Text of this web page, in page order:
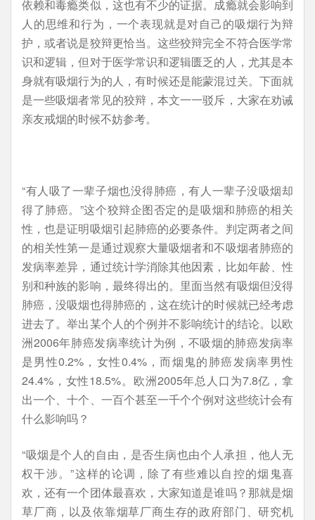
依赖和毒瘾类似，这也有不少的证据。成瘾就会影响到
人的思维和行为，一个表现就是对自己的吸烟行为辩
护，或者说是狡辩更恰当。这些狡辩完全不符合医学常
识和逻辑，但对于医学常识和逻辑匮乏的人，尤其是本
身就有吸烟行为的人，有时候还是能蒙混过关。下面就
是一些吸烟者常见的狡辩，本文一一驳斥，大家在劝诫
亲友戒烟的时候不妨参考。
“有人吸了一辈子烟也没得肺癌，有人一辈子没吸烟却
得了肺癌。”这个狡辩企图否定的是吸烟和肺癌的相关
性，也是证明吸烟引起肺癌的必要条件。判定两者之间
的相关性第一是通过观察大量吸烟者和不吸烟者肺癌的
发病率差异，通过统计学消除其他因素，比如年龄、性
别和种族的影响，最终得出的。里面当然有吸烟但没得
肺癌，没吸烟也得肺癌的，这在统计的时候就已经考虑
进去了。举出某个人的个例并不影响统计的结论。以欧
洲2006年肺癌发病率统计为例，不吸烟的肺癌发病率
是男性0.2%，女性0.4%，而烟鬼的肺癌发病率男性
24.4%，女性18.5%。欧洲2005年总人口为7.8亿，拿
出一个、十个、一百个甚至一千个个例对这些统计会有
什么影响吗？
“吸烟是个人的自由，是否生病也由个人承担，他人无
权干涉。”这样的论调，除了有些难以自控的烟鬼喜
欢，还有一个团体最喜欢，大家知道是谁吗？那就是烟
草厂商，以及依靠烟草厂商生存的政府部门、研究机